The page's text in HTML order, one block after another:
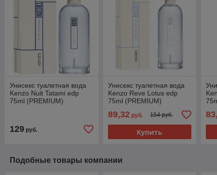
Унисекс туалетная вода
Kenzo Nuit Tatami edp
75ml (PREMIUM)
129 руб.
Унисекс туалетная вода
Kenzo Reve Lotus edp
75ml (PREMIUM)
89,32руб. 154 руб.
Купить
Подобные товары компании